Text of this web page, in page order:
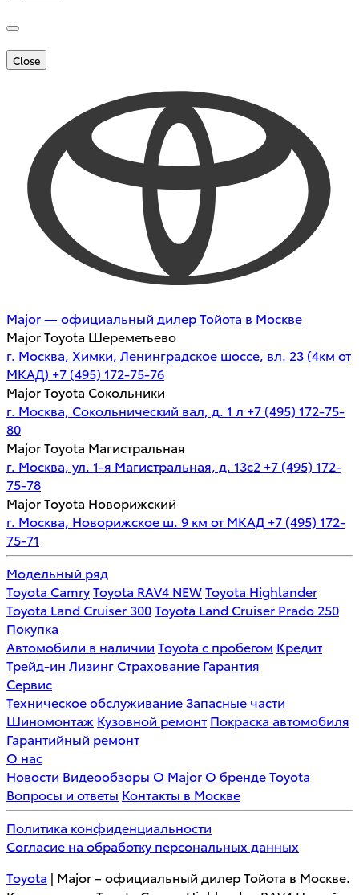
Close
Major — официальный дилер Тойота в Москве
Major Toyota Шереметьево
г. Москва, Химки, Ленинградское шоссе, вл. 23 (4км от
МКАД) +7 (495) 172-75-76
Major Toyota Сокольники
г. Москва, Сокольнический вал, д. 1 л +7 (495) 172-75-
80
Major Toyota Магистральная
г. Москва, ул. 1-я Магистральная, д. 13с2 +7 (495) 172-
75-78
Major Toyota Новорижский
г. Москва, Новорижское ш. 9 км от МКАД +7 (495) 172-
75-71
Модельный ряд
Toyota CamryToyota RAV4 NEWToyota Highlander
Toyota Land Cruiser 300Toyota Land Cruiser Prado 250
Покупка
Автомобили в наличии Toyota с пробегом Кредит
Трейд-ин Лизинг Страхование Гарантия
Сервис
Техническое обслуживание Запасные части
Шиномонтаж Кузовной ремонт Покраска автомобиля
Гарантийный ремонт
О нас
Новости Видеообзоры О Major О бренде Toyota
Вопросы и ответы Контакты в Москве
Политика конфиденциальности
Согласие на обработку персональных данных
Toyota | Major – официальный дилер Тойота в Москве.